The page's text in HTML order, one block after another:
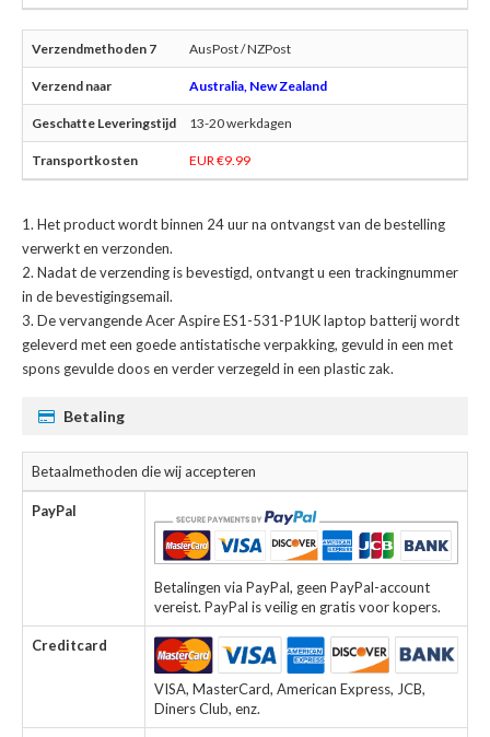
AusPost / NZPost
Australia, New Zealand
13-20 werkdagen
EUR €9.99
Het product wordt binnen 24 uur na ontvangst van de bestelling
verwerkt en verzonden.
Nadat de verzending is bevestigd, ontvangt u een trackingnummer
in de bevestigingsemail.
Devervangende Acer Aspire ES1-531-P1UK laptop batterijwordt
geleverd met een goede antistatische verpakking, gevuld in een met
spons gevulde doos en verder verzegeld in een plastic zak.
Betaling
Betaalmethoden die wij accepteren
PayPal
Betalingen via PayPal, geen PayPal-account
vereist. PayPal is veilig en gratis voor kopers.
Creditcard
VISA, MasterCard, American Express, JCB,
Diners Club, enz.